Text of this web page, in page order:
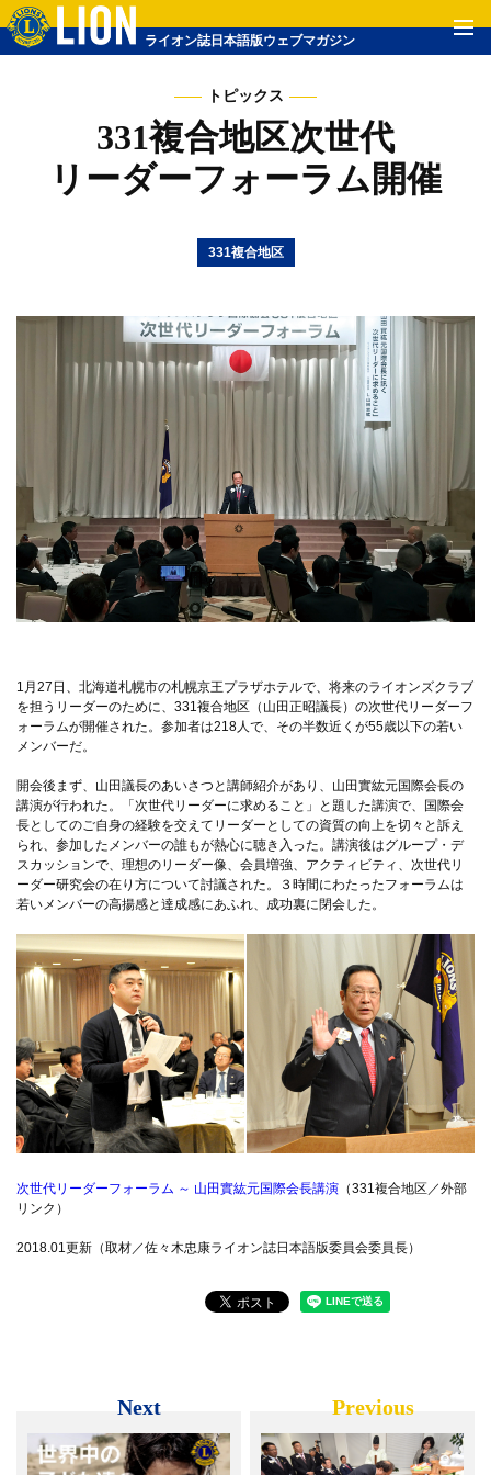
ライオン誌日本語版ウェブマガジン
トピックス
331複合地区次世代
リーダーフォーラム開催
331複合地区
1月27日、北海道札幌市の札幌京王プラザホテルで、将来のライオンズクラブ
を担うリーダーのために、331複合地区（山田正昭議長）の次世代リーダーフ
ォーラムが開催された。参加者は218人で、その半数近くが55歳以下の若い
メンバーだ。
開会後まず、山田議長のあいさつと講師紹介があり、山田實紘元国際会長の
講演が行われた。「次世代リーダーに求めること」と題した講演で、国際会
長としてのご自身の経験を交えてリーダーとしての資質の向上を切々と訴え
られ、参加したメンバーの誰もが熱心に聴き入った。講演後はグループ・デ
スカッションで、理想のリーダー像、会員増強、アクティビティ、次世代リ
ーダー研究会の在り方について討議された。３時間にわたったフォーラムは
若いメンバーの高揚感と達成感にあふれ、成功裏に閉会した。
次世代リーダーフォーラム ～ 山田實紘元国際会長講演 （331複合地区／外部
リンク）
2018.01更新（取材／佐々木忠康ライオン誌日本語版委員会委員長）
Next Previous